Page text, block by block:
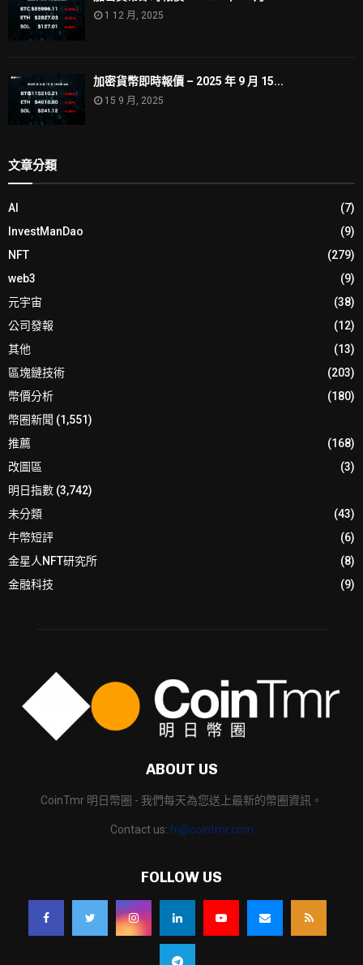
1 12 月, 2025
加密貨幣即時報價 – 2025 年 9 月 15...
15 9 月, 2025
文章分類
AI
(7)
InvestManDao
(9)
NFT
(279)
web3
(9)
元宇宙
(38)
公司發報
(12)
其他
(13)
區塊鏈技術
(203)
幣價分析
(180)
幣圈新聞 (1,551)
推薦
(168)
改圖區
(3)
明日指數 (3,742)
未分類
(43)
牛幣短評
(6)
金星人NFT研究所
(8)
金融科技
(9)
ABOUT US
CoinTmr 明日幣圈 - 我們每天為您送上最新的幣圈資訊。
Contact us: hi@cointmr.com
FOLLOW US